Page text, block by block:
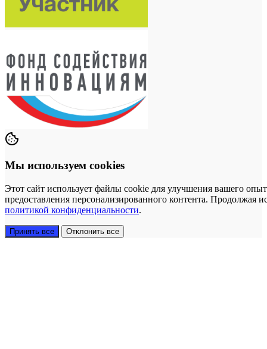
Мы используем cookies
Этот сайт использует файлы cookie для улучшения вашего
предоставления персонализированного контента. Продолжая
политикой конфиденциальности.
Принять все Отклонить все